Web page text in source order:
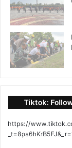
Tiktok:
https://